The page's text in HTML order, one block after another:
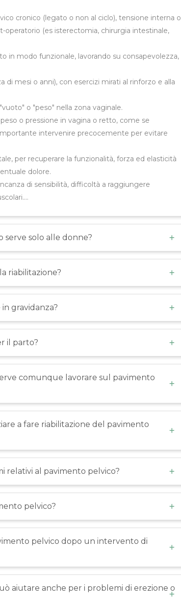
cronico (legato o non al ciclo), tensione interna o
operatorio (es isterectomia, chirurgia intestinale,
in modo funzionale, lavorando su consapevolezza,
di mesi o anni), con esercizi mirati al rinforzo e alla
o "peso" nella zona vaginale.
o pressione in vagina o retto, come se
intervenire precocemente per evitare
per recuperare la funzionalità, forza ed elasticità
dolore.
di sensibilità, difficoltà a raggiungere
serve solo alle donne?
riabilitazione?
gravidanza?
il parto?
comunque lavorare sul pavimento
a fare riabilitazione del pavimento
relativi al pavimento pelvico?
pelvico?
pelvico dopo un intervento di
aiutare anche per i problemi di erezione o